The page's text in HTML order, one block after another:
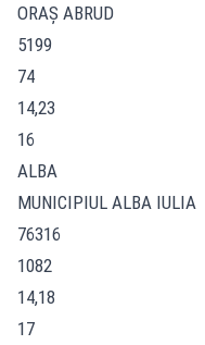
ORAŞ ABRUD
5199
74
14,23
16
ALBA
MUNICIPIUL ALBA IULIA
76316
1082
14,18
17